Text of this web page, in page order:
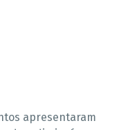
apresentaram